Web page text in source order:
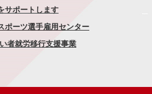
サポートします
ポーツ選手雇用センター
者就労移行支援事業